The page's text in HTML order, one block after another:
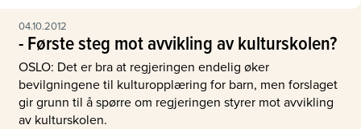
04.10.2012
- Første steg mot avvikling av kulturskolen?
OSLO: Det er bra at regjeringen endelig øker
bevilgningene til kulturopplæring for barn, men forslaget
gir grunn til å spørre om regjeringen styrer mot avvikling
av kulturskolen.